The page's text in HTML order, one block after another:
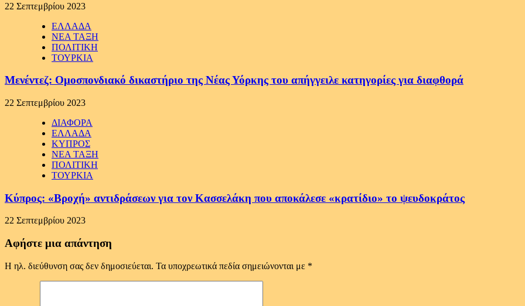
22 Σεπτεμβρίου 2023
ΕΛΛΑΔΑ
ΝΕΑ ΤΑΞΗ
ΠΟΛΙΤΙΚΗ
ΤΟΥΡΚΙΑ
Μενέντεζ: Ομοσπονδιακό δικαστήριο της Νέας Υόρκης του απήγγειλε κατηγορίες για διαφθορά
22 Σεπτεμβρίου 2023
ΔΙΑΦΟΡΑ
ΕΛΛΑΔΑ
ΚΥΠΡΟΣ
ΝΕΑ ΤΑΞΗ
ΠΟΛΙΤΙΚΗ
ΤΟΥΡΚΙΑ
Κύπρος: «Βροχή» αντιδράσεων για τον Κασσελάκη που αποκάλεσε «κρατίδιο» το ψευδοκράτος
22 Σεπτεμβρίου 2023
Αφήστε μια απάντηση
Η ηλ. διεύθυνση σας δεν δημοσιεύεται. Τα υποχρεωτικά πεδία σημειώνονται με *